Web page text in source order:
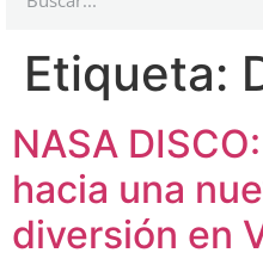
Etiqueta:
NASA
hacia una
diversión en